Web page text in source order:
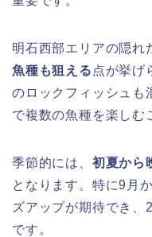
明石西部エリアの隠れ
魚種も狙える 点が挙げ
のロックフィッシュも
で複数の魚種を楽しむ
季節的には、 初夏から
となります。特に9月
ズアップが期待でき、
です。